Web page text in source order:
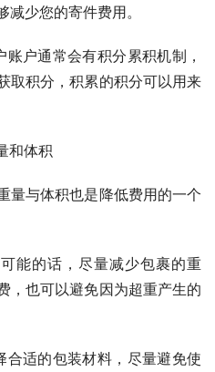
少您的寄件费用。
户通常会有积分累积机制，
取积分，积累的积分可以用来
和体积
量与体积也是降低费用的一个
能的话，尽量减少包裹的重
，也可以避免因为超重产生的
合适的包装材料，尽量避免使